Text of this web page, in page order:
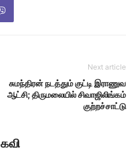
Next article
சுமந்திரன் நடத்தும் குட்டி இராணுவ
ஆட்சி; திருமலையில் சிவாஜிலிங்கம்
குற்றச்சாட்டு
கவி